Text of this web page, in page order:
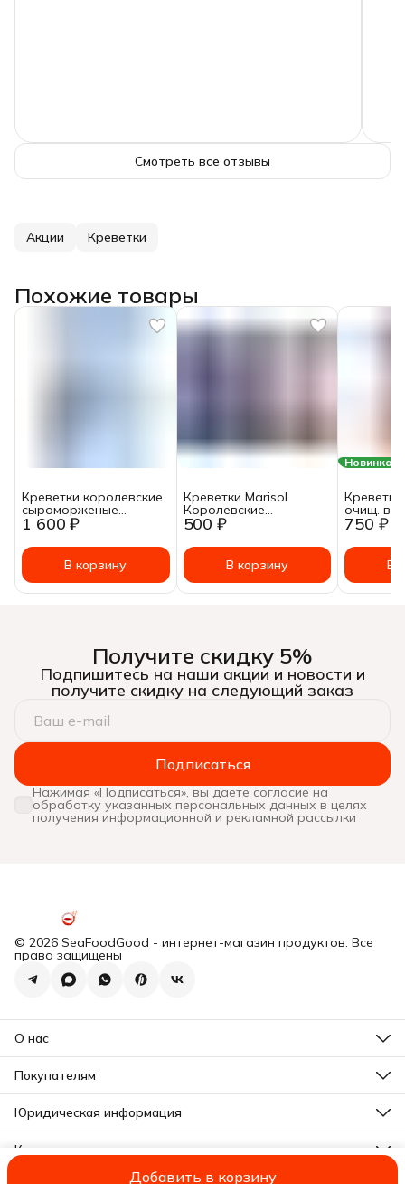
Добавить в корзину
Смотреть все отзывы
Акции Креветки
Похожие товары
1 600 ₽
Креветки королевские
сыроморженые
Fish&More очищенные с
В корзину
500 ₽
Креветки Marisol
Королевские
очищенные 150+
В корзину
Новинка
750 ₽
очищ. в
В
Получите скидку 5%
Подпишитесь на наши акции и новости и
получите скидку на следующий заказ
Подписаться
Нажимая «Подписаться», вы даете согласие на
обработку указанных персональных данных в целях
получения информационной и рекламной рассылки
© 2026 SeaFoodGood - интернет-магазин продуктов. Все
права защищены
О нас
Почему мы?
Покупателям
Программа лояльности
Отзывы
Юридическая информация
Доставка
Контакты